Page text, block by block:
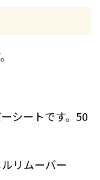
シートです。50
リムーバー